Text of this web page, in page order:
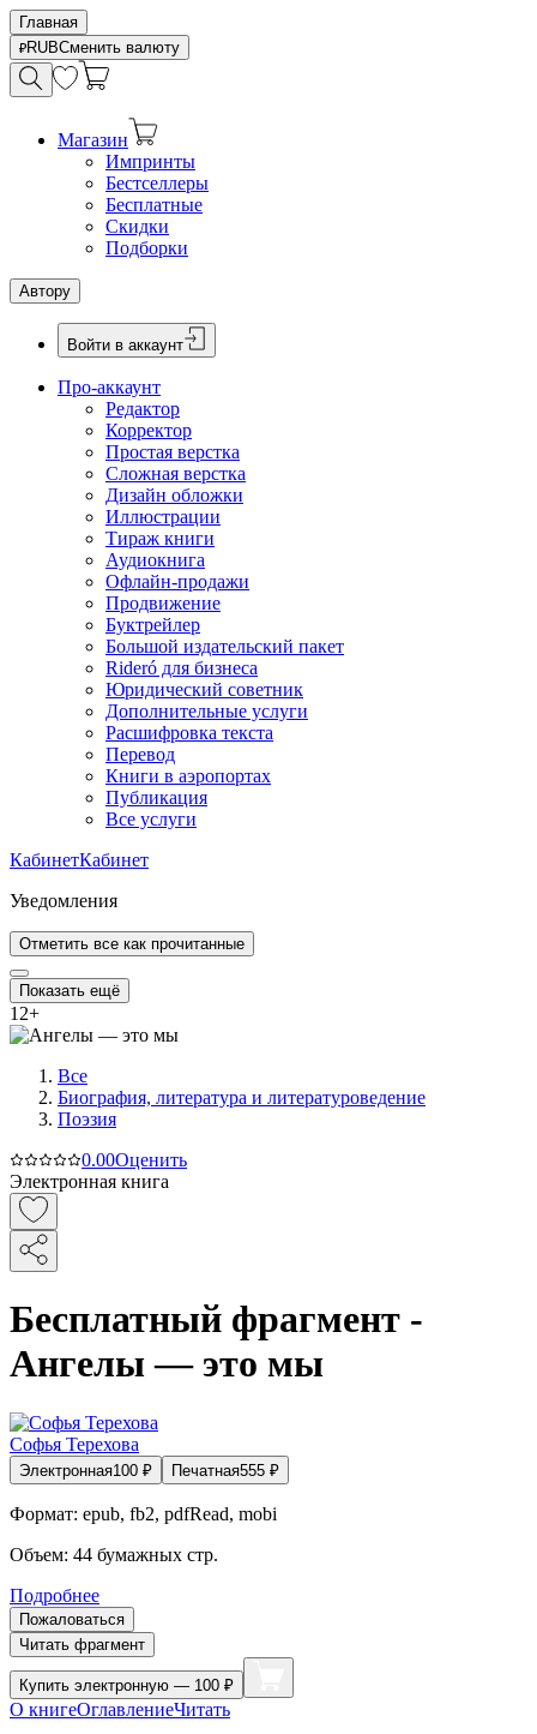
Главная
RUBСменить валюту
Магазин
Импринты
Бестселлеры
Бесплатные
Скидки
Подборки
Автору
Войти в аккаунт
Про-аккаунт
Редактор
Корректор
Простая верстка
Сложная верстка
Дизайн обложки
Иллюстрации
Тираж книги
Аудиокнига
Офлайн-продажи
Продвижение
Буктрейлер
Большой издательский пакет
Rideró для бизнеса
Юридический советник
Дополнительные услуги
Расшифровка текста
Перевод
Книги в аэропортах
Публикация
Все услуги
КабинетКабинет
Уведомления
Отметить все как прочитанные
Показать ещё
12+
Все
Биография, литература и литературоведение
Поэзия
0.00Оценить
Электронная книга
Бесплатный фрагмент -
Ангелы — это мы
Софья Терехова
Электронная100 ₽ Печатная555 ₽
Формат: epub, fb2, pdfRead, mobi
Объем: 44 бумажных стр.
Подробнее
Пожаловаться
Читать фрагмент
Купить электронную — 100 ₽
О книгеОглавлениеЧитать